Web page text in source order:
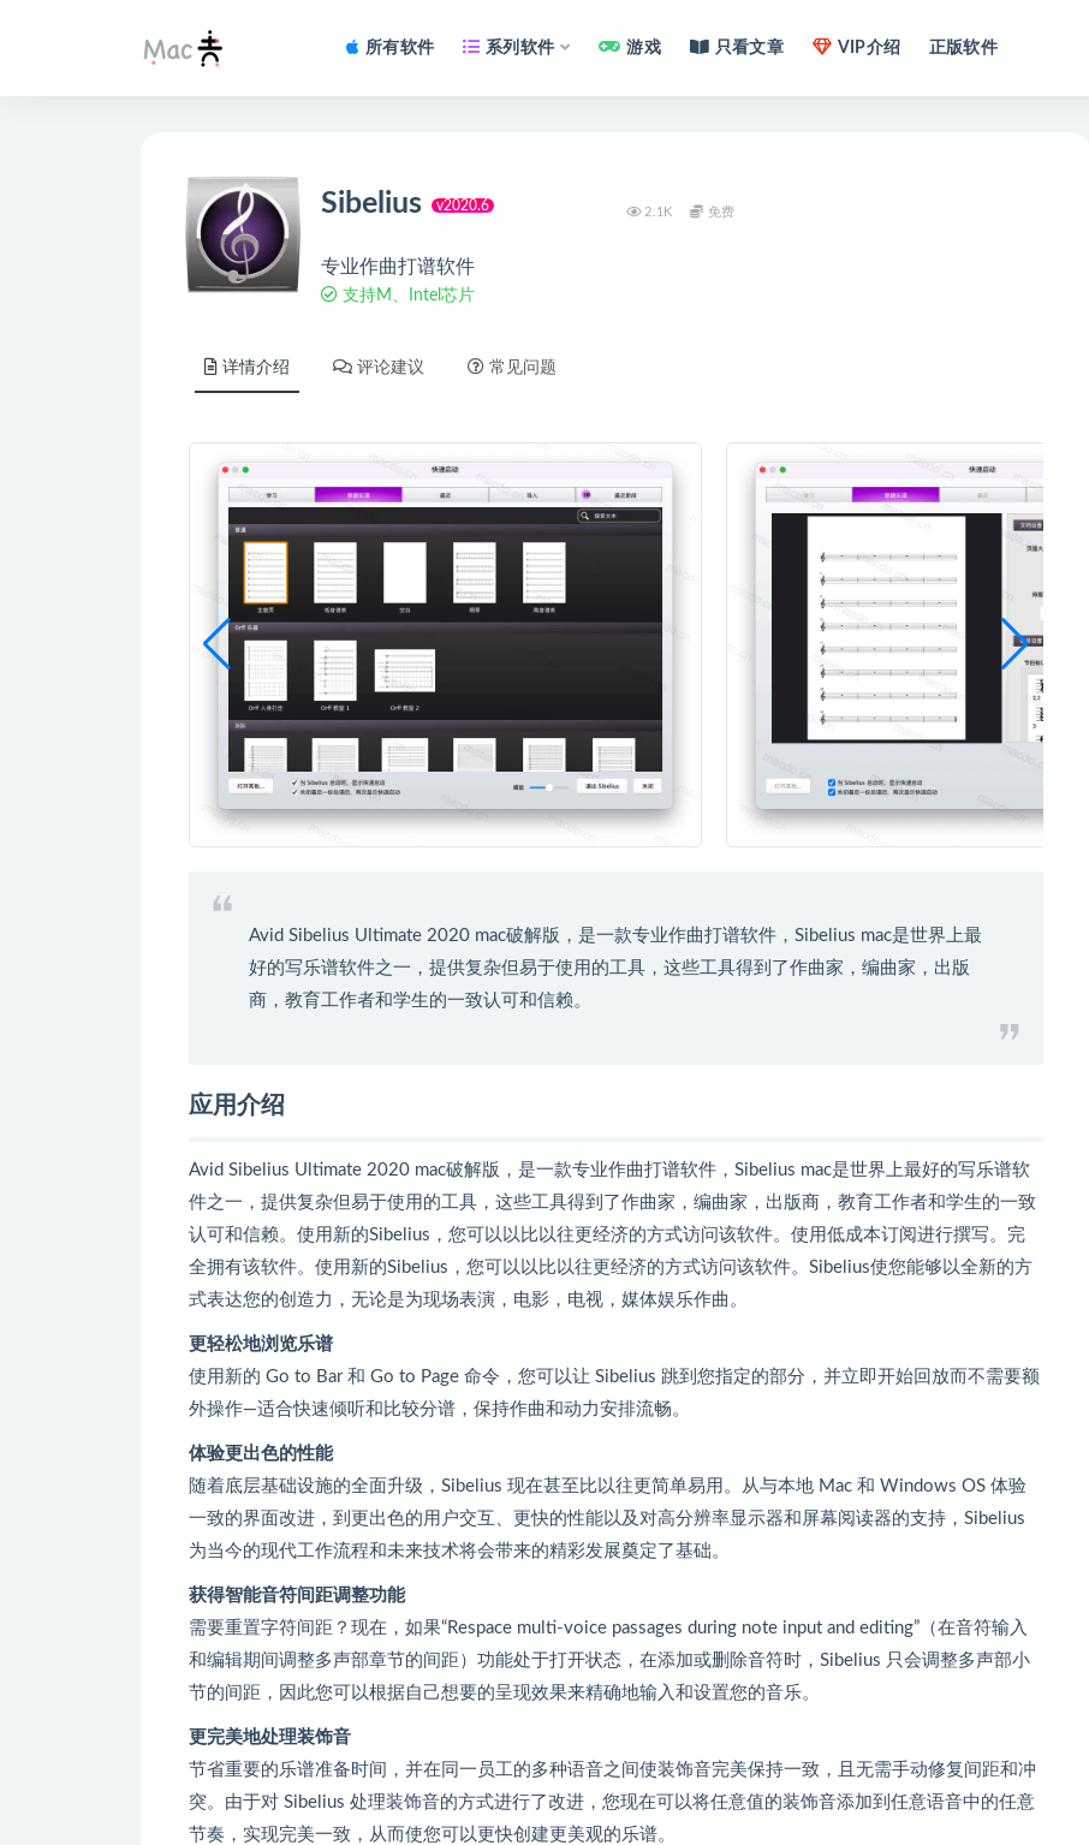
所有软件 系列软件 游戏 只看文章 VIP介绍 正版软件
Sibelius v2020.6
专业作曲打谱软件
支持M、Intel芯片
2.1K 免费
详情介绍 评论建议 常见问题
Avid Sibelius Ultimate 2020 mac破解版，是一款专业作曲打谱软件，Sibelius mac是世界上最
好的写乐谱软件之一，提供复杂但易于使用的工具，这些工具得到了作曲家，编曲家，出版
商，教育工作者和学生的一致认可和信赖。
应用介绍
Avid Sibelius Ultimate 2020 mac破解版，是一款专业作曲打谱软件，Sibelius mac是世界上最好的写乐谱软
件之一，提供复杂但易于使用的工具，这些工具得到了作曲家，编曲家，出版商，教育工作者和学生的一致
认可和信赖。使用新的Sibelius，您可以以比以往更经济的方式访问该软件。使用低成本订阅进行撰写。完
全拥有该软件。使用新的Sibelius，您可以以比以往更经济的方式访问该软件。Sibelius使您能够以全新的方
式表达您的创造力，无论是为现场表演，电影，电视，媒体娱乐作曲。
更轻松地浏览乐谱
使用新的 Go to Bar 和 Go to Page 命令，您可以让 Sibelius 跳到您指定的部分，并立即开始回放而不需要额
外操作—适合快速倾听和比较分谱，保持作曲和动力安排流畅。
体验更出色的性能
随着底层基础设施的全面升级，Sibelius 现在甚至比以往更简单易用。从与本地 Mac 和 Windows OS 体验
一致的界面改进，到更出色的用户交互、更快的性能以及对高分辨率显示器和屏幕阅读器的支持，Sibelius
为当今的现代工作流程和未来技术将会带来的精彩发展奠定了基础。
获得智能音符间距调整功能
需要重置字符间距？现在，如果“Respace multi-voice passages during note input and editing”（在音符输入
和编辑期间调整多声部章节的间距）功能处于打开状态，在添加或删除音符时，Sibelius 只会调整多声部小
节的间距，因此您可以根据自己想要的呈现效果来精确地输入和设置您的音乐。
更完美地处理装饰音
节省重要的乐谱准备时间，并在同一员工的多种语音之间使装饰音完美保持一致，且无需手动修复间距和冲
突。由于对 Sibelius 处理装饰音的方式进行了改进，您现在可以将任意值的装饰音添加到任意语音中的任意
节奏，实现完美一致，从而使您可以更快创建更美观的乐谱。